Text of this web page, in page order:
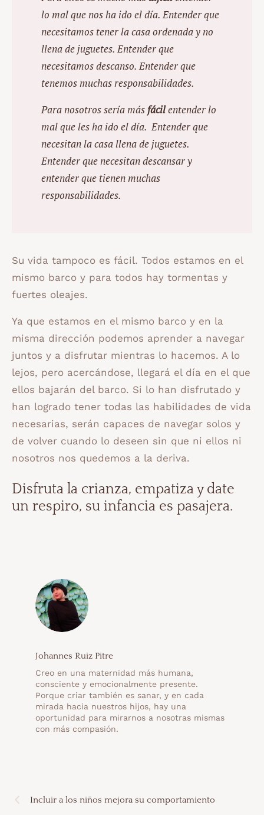
lo mal que nos ha ido el día. Entender que
necesitamos tener la casa ordenada y no
llena de juguetes. Entender que
necesitamos descanso. Entender que
tenemos muchas responsabilidades.
Para nosotros sería más fácilentender lo
mal que les ha ido el día. Entender que
necesitan la casa llena de juguetes.
Entender que necesitan descansar y
entender que tienen muchas
responsabilidades.
Su vida tampoco es fácil. Todos estamos en el
mismo barco y para todos hay tormentas y
fuertes oleajes.
Ya que estamos en el mismo barco y en la
misma dirección podemos aprender a navegar
juntos y a disfrutar mientras lo hacemos. A lo
lejos, pero acercándose, llegará el día en el que
ellos bajarán del barco. Si lo han disfrutado y
han logrado tener todas las habilidades de vida
necesarias, serán capaces de navegar solos y
de volver cuando lo deseen sin que ni ellos ni
nosotros nos quedemos a la deriva.
Disfruta la crianza, empatiza y date
un respiro, su infancia es pasajera.
Johannes Ruiz Pitre
Creo en una maternidad más humana,
consciente y emocionalmente presente.
Porque criar también es sanar, y en cada
mirada hacia nuestros hijos, hay una
oportunidad para mirarnos a nosotras mismas
con más compasión.
Incluir a los niños mejora su comportamiento